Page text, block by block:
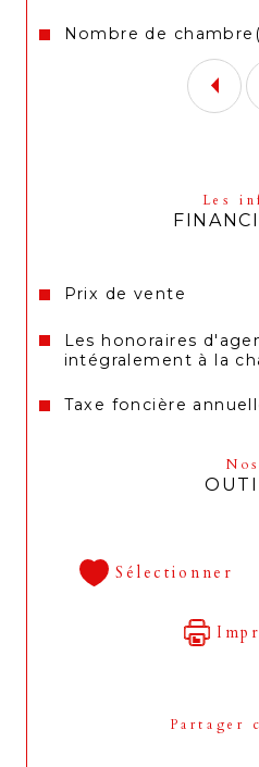
Nombre de
Les
Prix de vente
Les honoraires
intégralement à la
Taxe foncière
Nos
Sélectionner
Partager